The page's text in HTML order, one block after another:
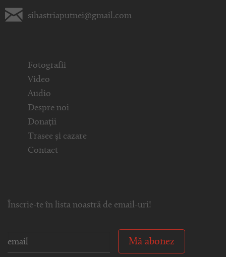
sihastriaputnei@gmail.com
Fotografii
Video
Audio
Despre noi
Donații
Trasee și cazare
Contact
Înscrie-te în lista noastră de email-uri!
Mă abonez